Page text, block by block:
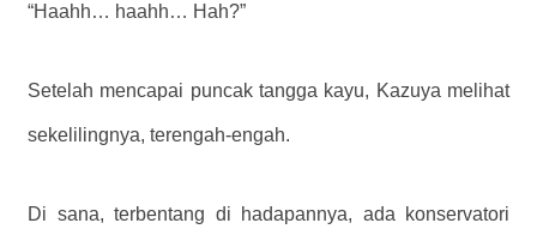
“Haahh… haahh… Hah?”
Setelah mencapai puncak tangga kayu, Kazuya melihat
sekelilingnya, terengah-engah.
Di sana, terbentang di hadapannya, ada konservatori